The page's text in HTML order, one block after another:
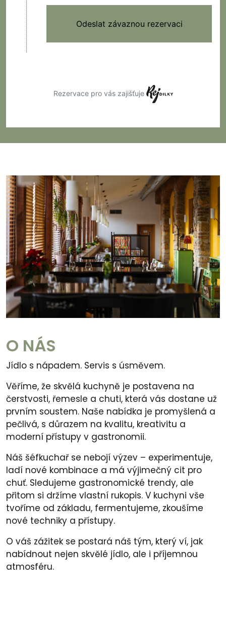
O NÁS
Jídlo s nápadem. Servis s úsměvem.
Věříme, že skvělá kuchyně je postavena na
čerstvosti, řemesle a chuti, která vás dostane už
prvním soustem. Naše nabídka je promyšlená a
pečlivá, s důrazem na kvalitu, kreativitu a
moderní přístupy v gastronomii.
Náš šéfkuchař se nebojí výzev – experimentuje,
ladí nové kombinace a má výjimečný cit pro
chuť. Sledujeme gastronomické trendy, ale
přitom si držíme vlastní rukopis. V kuchyni vše
tvoříme od základu, fermentujeme, zkoušíme
nové techniky a přístupy.
O váš zážitek se postará náš tým, který ví, jak
nabídnout nejen skvělé jídlo, ale i příjemnou
atmosféru.